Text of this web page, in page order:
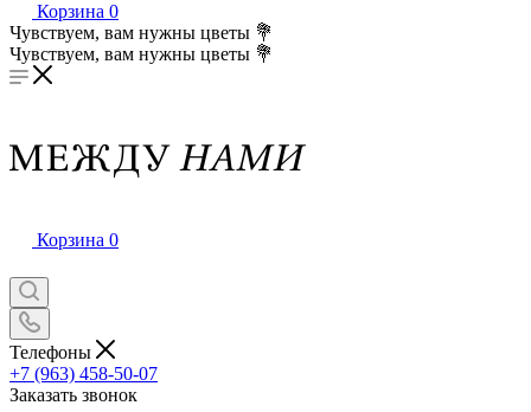
Корзина 0
Чувствуем, вам нужны цветы 💐
Чувствуем, вам нужны цветы 💐
Корзина 0
Телефоны
+7 (963) 458-50-07
Заказать звонок